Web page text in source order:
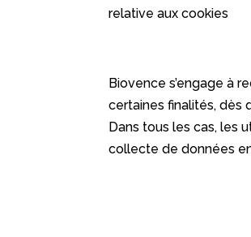
relative aux cookies
Biovence s’engage à
certaines finalités, dès
Dans tous les cas, les
collecte de données